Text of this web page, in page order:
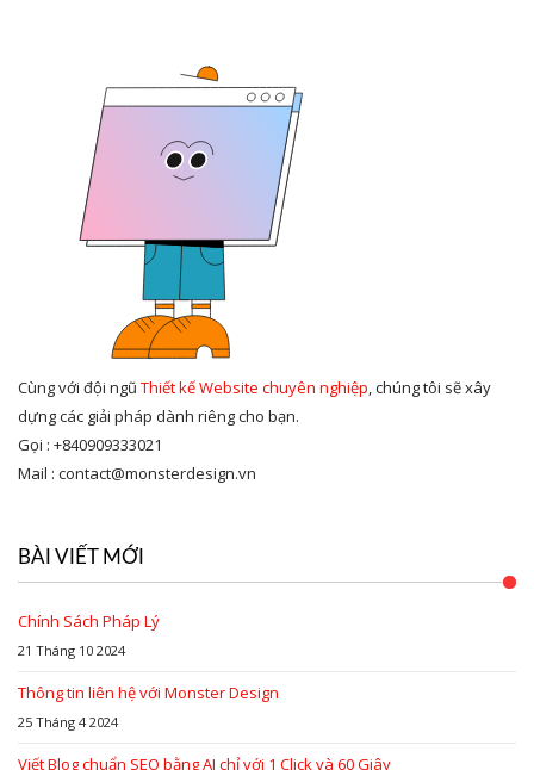
Cùng với đội ngũ Thiết kế Website chuyên nghiệp, chúng tôi sẽ xây
dựng các giải pháp dành riêng cho bạn.
Gọi : +840909333021
Mail : contact@monsterdesign.vn
BÀI VIẾT MỚI
Chính Sách Pháp Lý
21 Tháng 10 2024
Thông tin liên hệ với Monster Design
25 Tháng 4 2024
Viết Blog chuẩn SEO bằng AI chỉ với 1 Click và 60 Giây